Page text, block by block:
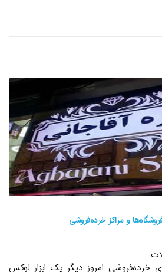
و مراکز خرده‌فروشی
خرده‌فروشی امروز دیگر یک ابزار لوکس